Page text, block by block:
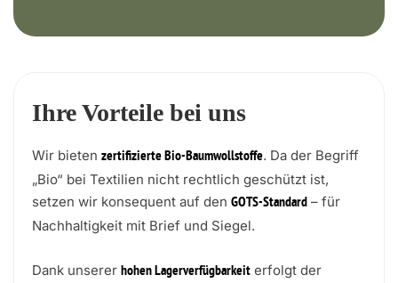
Ihre Vorteile bei uns
Wir bieten zertifizierte Bio-Baumwollstoffe. Da der Begriff
„Bio“ bei Textilien nicht rechtlich geschützt ist,
setzen wir konsequent auf den GOTS-Standard – für
Nachhaltigkeit mit Brief und Siegel.
Dank unserer hohen Lagerverfügbarkeit erfolgt der